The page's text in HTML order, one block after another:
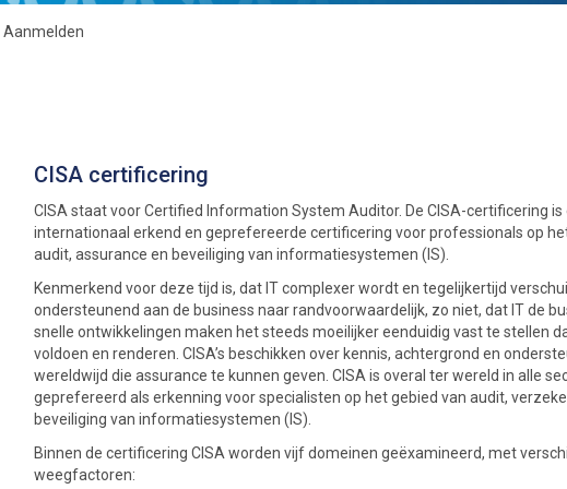
Aanmelden
CISA certificering
CISA staat voor Certified Information System Auditor. De CISA-certificering is
internationaal erkend en geprefereerde certificering voor professionals op
audit, assurance en beveiliging van informatiesystemen (IS).
Kenmerkend voor deze tijd is, dat IT complexer wordt en tegelijkertijd
ondersteunend aan de business naar randvoorwaardelijk, zo niet, dat IT de
snelle ontwikkelingen maken het steeds moeilijker eenduidig vast te stellen
voldoen en renderen. CISA’s beschikken over kennis, achtergrond en
wereldwijd die assurance te kunnen geven. CISA is overal ter wereld in alle
geprefereerd als erkenning voor specialisten op het gebied van audit,
beveiliging van informatiesystemen (IS).
Binnen de certificering CISA worden vijf domeinen geëxamineerd, met
weegfactoren: